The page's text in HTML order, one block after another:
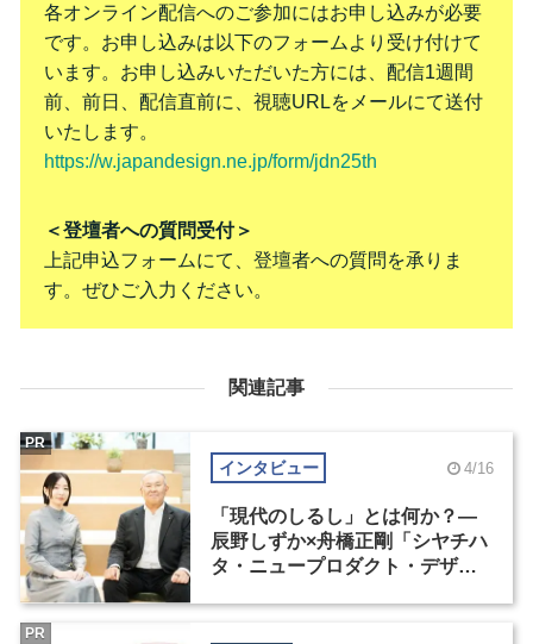
各オンライン配信へのご参加にはお申し込みが必要
です。お申し込みは以下のフォームより受け付けて
います。お申し込みいただいた方には、配信1週間
前、前日、配信直前に、視聴URLをメールにて送付
いたします。
https://w.japandesign.ne.jp/form/jdn25th
＜登壇者への質問受付＞
上記申込フォームにて、登壇者への質問を承りま
す。ぜひご入力ください。
関連記事
インタビュー 4/16
「現代のしるし」とは何か？―
辰野しずか×舟橋正剛「シヤチハ
タ・ニュープロダクト・デザイ
PR
PR